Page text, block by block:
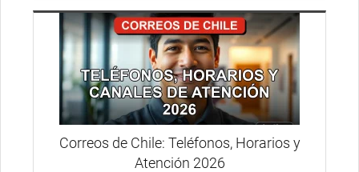
Correos de Chile: Teléfonos, Horarios y
Atención 2026